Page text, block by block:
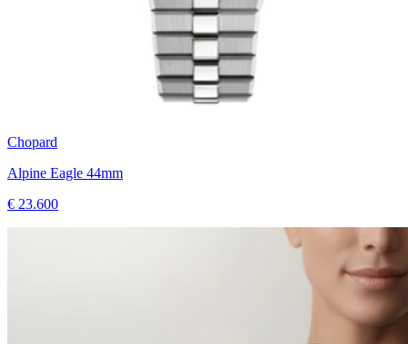
Chopard
Alpine Eagle 44mm
€ 23.600